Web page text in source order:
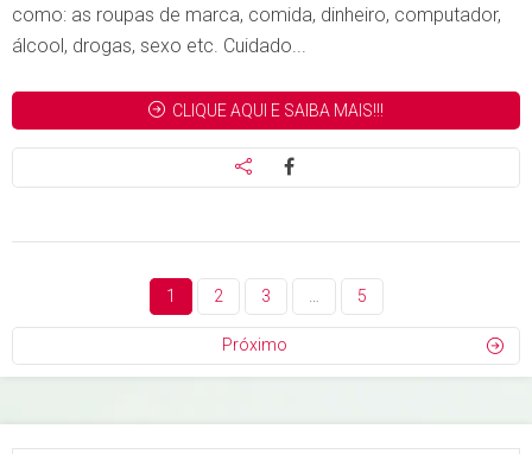
como: as roupas de marca, comida, dinheiro, computador,
álcool, drogas, sexo etc. Cuidado...
CLIQUE AQUI E SAIBA MAIS!!!
1 2 3 … 5
Próximo